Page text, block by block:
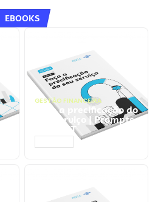
EBOOKS
GESTÃO FINANCEIRA
Faça a precificação do
seu serviço | Prompts
ChatGPT